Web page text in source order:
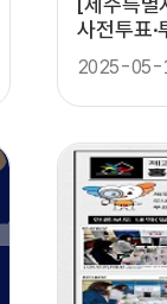
사전투표·
2025-05-